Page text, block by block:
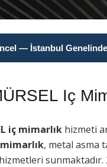
— İstanbul Genelinde
Iç
iç mimarlık hizmeti
, metal asma